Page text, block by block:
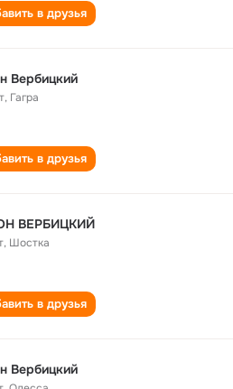
в друзья
Вербицкий
, Гагра
в друзья
ВЕРБИЦКИЙ
, Шостка
в друзья
Вербицкий